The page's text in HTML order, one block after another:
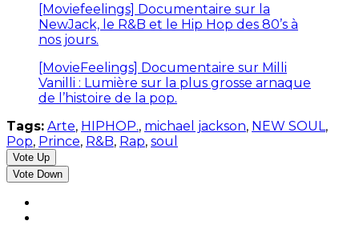
[Moviefeelings] Documentaire sur la
NewJack, le R&B et le Hip Hop des 80’s à
nos jours.
[MovieFeelings] Documentaire sur Milli
Vanilli : Lumière sur la plus grosse arnaque
de l’histoire de la pop.
Tags: Arte, HIPHOP., michael jackson, NEW SOUL,
Pop, Prince, R&B, Rap, soul
Vote Up
Vote Down